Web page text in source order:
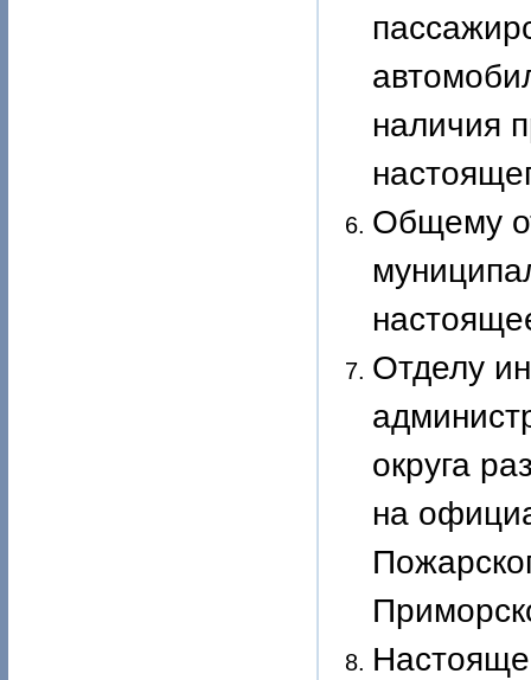
наличия
Общему
Отделу
округа
на